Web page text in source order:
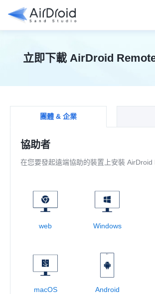
立即下載 AirDroid
團體 & 企業
協助者
在您要發起遠端協助的裝置上安裝 AirDroid
web Windows
macOS Android